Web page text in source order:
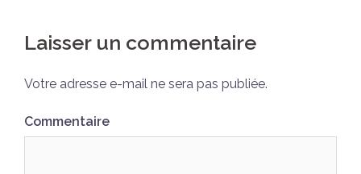
Laisser un commentaire
Votre adresse e-mail ne sera pas publiée.
Commentaire